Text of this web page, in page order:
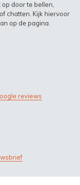
door te bellen,
chatten. Kijk hiervoor
op de pagina.
reviews